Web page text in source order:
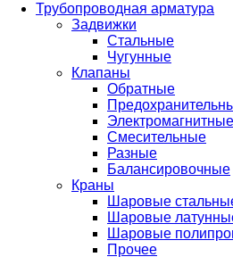
Трубопроводная арматура
Задвижки
Стальные
Чугунные
Клапаны
Обратные
Электромагнитные
Смесительные
Разные
Балансировочные
Краны
Шаровые
Шаровые
Шаровые
Прочее